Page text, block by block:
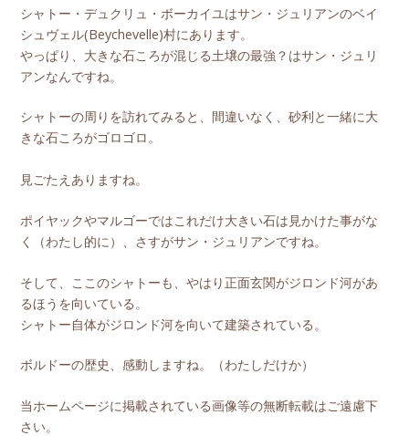
シャトー・デュクリュ・ボーカイユはサン・ジュリアンのベイ
シュヴェル(Beychevelle)村にあります。
やっぱり、大きな石ころが混じる土壌の最強？はサン・ジュリ
アンなんですね。
シャトーの周りを訪れてみると、間違いなく、砂利と一緒に大
きな石ころがゴロゴロ。
見ごたえありますね。
ポイヤックやマルゴーではこれだけ大きい石は見かけた事がな
く（わたし的に）、さすがサン・ジュリアンですね。
そして、ここのシャトーも、やはり正面玄関がジロンド河があ
るほうを向いている。
シャトー自体がジロンド河を向いて建築されている。
ボルドーの歴史、感動しますね。（わたしだけか）
当ホームページに掲載されている画像等の無断転載はご遠慮下
さい。